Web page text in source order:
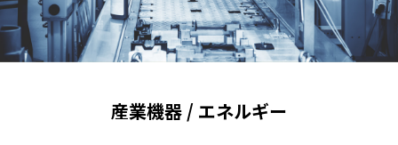
産業機器 / エネルギー